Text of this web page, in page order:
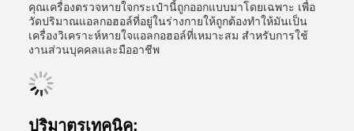
คุณเครื่องตรวจหายใจกระเป๋านี้ถูกออกแบบมาโดยเฉพาะ เพื่อ
วัดปริมาณแอลกอฮอล์ที่อยู่ในร่างกายให้ถูกต้องทําให้มันเป็น
เครื่องวิเคราะห์หายใจแอลกอฮอล์ที่เหมาะสม สําหรับการใช้
งานส่วนบุคคลและมืออาชีพ
ปริมาตรเทคนิค: